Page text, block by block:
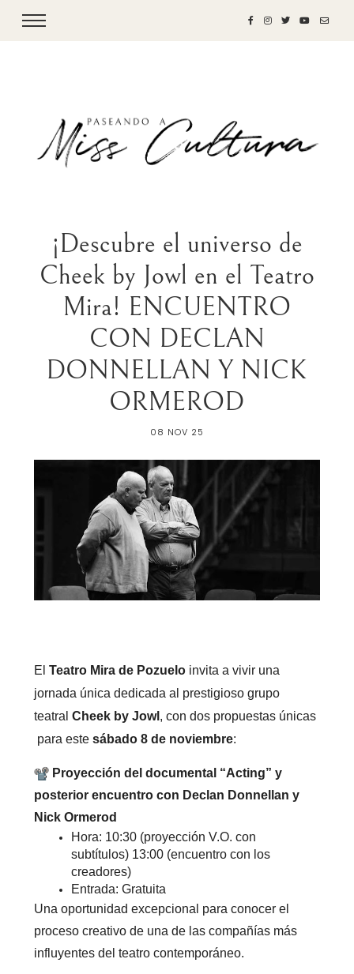
¡Descubre el universo de
Cheek by Jowl en el Teatro
Mira! ENCUENTRO
CON DECLAN
DONNELLAN Y NICK
ORMEROD
08 NOV 25
El Teatro Mira de Pozuelo invita a vivir una
jornada única dedicada al prestigioso grupo
teatral Cheek by Jowl , con dos propuestas únicas
para este sábado 8 de noviembre:
Proyección del documental “Acting” y
posterior encuentro con Declan Donnellan y
Nick Ormerod
Hora: 10:30 (proyección V.O. con
subtítulos) 13:00 (encuentro con los
creadores)
Entrada: Gratuita
Una oportunidad excepcional para conocer el
proceso creativo de una de las compañías más
influyentes del teatro contemporáneo.